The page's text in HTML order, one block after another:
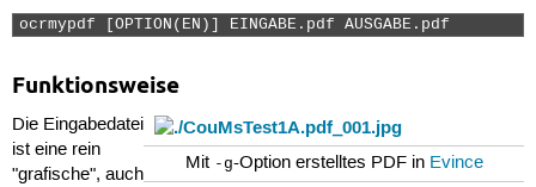
ocrmypdf [OPTION(EN)] EINGABE.pdf AUSGABE.pdf
Funktionsweise
Mit -g-Option erstelltes PDF in Evince
Die Eingabedatei
ist eine rein
"grafische", auch